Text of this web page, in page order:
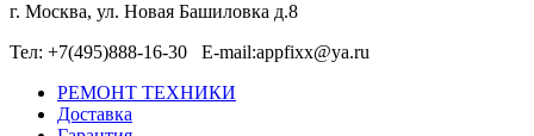
г. Москва, ул. Новая Башиловка д.8
Тел: +7(495)888-16-30 E-mail:appfixx@ya.ru
РЕМОНТ ТЕХНИКИ
Доставка